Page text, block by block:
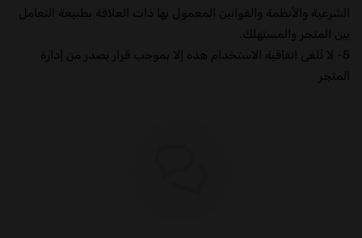
الشرعية والأنظمة والقوانين المعمول بها ذات العلاقة بطبيعة التعامل
بين المتجر والمستهلك.
5- لا تُلغى اتفاقية الاستخدام هذه إلا بموجب قرار يصدر من إدارة
المتجر